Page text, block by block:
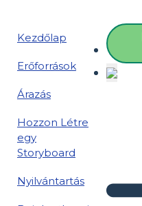
Kezdőlap
Erőforrások
Árazás
Hozzon Létre
egy
Storyboard
Nyilvántartás